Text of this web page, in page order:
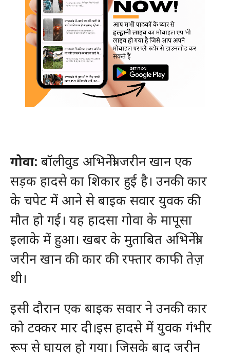
गोवा: बॉलीवुड अभिनेत्री जरीन खान एक
सड़क हादसे का शिकार हुई है। उनकी कार
के चपेट में आने से बाइक सवार युवक की
मौत हो गई। यह हादसा गोवा के मापूसा
इलाके में हुआ। खबर के मुताबित अभिनेत्री
जरीन खान की कार की रफ्तार काफी तेज़
थी।
इसी दौरान एक बाइक सवार ने उनकी कार
को टक्कर मार दी।इस हादसे में युवक गंभीर
रूप से घायल हो गया। जिसके बाद जरीन